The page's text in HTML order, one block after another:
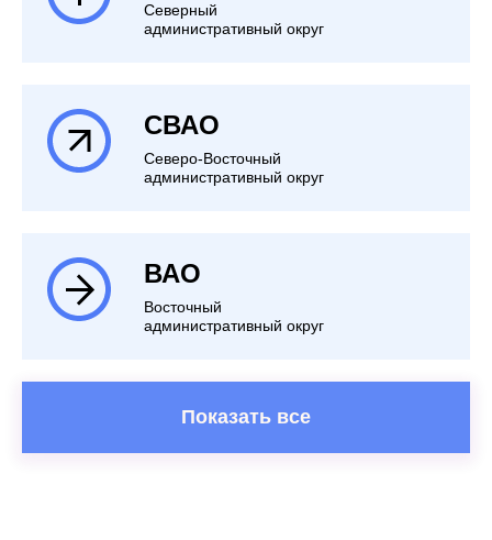
Северный
административный округ
СВАО
Северо-Восточный
административный округ
ВАО
Восточный
административный округ
Показать все